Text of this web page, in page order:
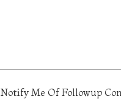
Notify Me Of Followup